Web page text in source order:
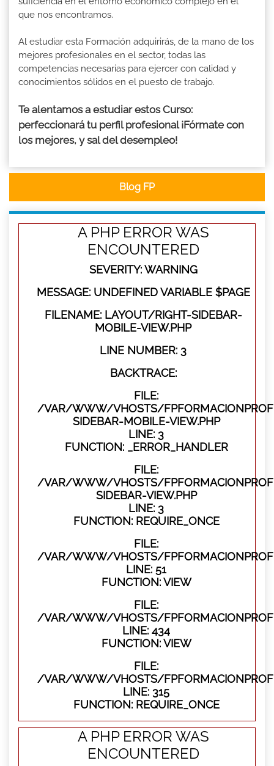
que nos encontramos.
Al estudiar esta Formación adquirirás, de la mano de los
mejores profesionales en el sector, todas las
competencias necesarias para ejercer con calidad y
conocimientos sólidos en el puesto de trabajo.
Te alentamos a estudiar estos Curso:
perfeccionará tu perfil profesional ¡Fórmate con
los mejores, y sal del desempleo!
Blog FP
A PHP ERROR WAS
ENCOUNTERED
SEVERITY: WARNING
MESSAGE: UNDEFINED VARIABLE $PAGE
FILENAME: LAYOUT/RIGHT-SIDEBAR-
MOBILE-VIEW.PHP
LINE NUMBER: 3
BACKTRACE:
FILE:
/VAR/WWW/VHOSTS/
SIDEBAR-MOBILE-VIEW.PHP
LINE: 3
FUNCTION: _ERROR_HANDLER
FILE:
/VAR/WWW/VHOSTS/
SIDEBAR-VIEW.PHP
LINE: 3
FUNCTION: REQUIRE_ONCE
FILE:
/VAR/WWW/VHOSTS/
LINE: 51
FUNCTION: VIEW
FILE:
/VAR/WWW/VHOSTS/
LINE: 434
FUNCTION: VIEW
FILE:
/VAR/WWW/VHOSTS/
LINE: 315
FUNCTION: REQUIRE_ONCE
A PHP ERROR WAS
ENCOUNTERED